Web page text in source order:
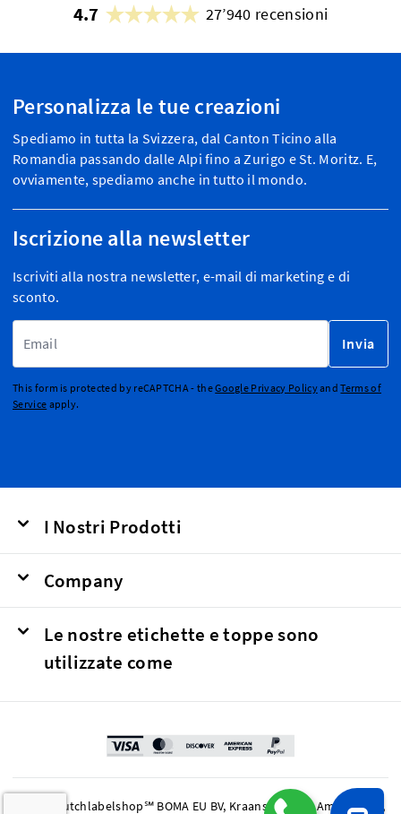
4.7 27’940 recensioni
Personalizza le tue creazioni
Spediamo in tutta la Svizzera, dal Canton Ticino alla
Romandia passando dalle Alpi fino a Zurigo e St. Moritz. E,
ovviamente, spediamo anche in tutto il mondo.
Iscrizione alla newsletter
Iscriviti alla nostra newsletter, e-mail di marketing e di
sconto.
Invia
This form is protected by reCAPTCHA - theGoogle Privacy PolicyandTerms of
Service apply.
I Nostri Prodotti
Company
Le nostre etichette e toppe sono
utilizzate come
© 2026 Dutchlabelshop℠ BOMA EU BV, Kraanspoor 50, Amsterdam,